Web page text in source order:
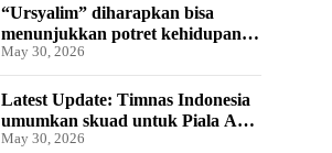
“Ursyalim” diharapkan bisa
menunjukkan potret kehidupan di
Al Quds
May 30, 2026
Latest Update: Timnas Indonesia
umumkan skuad untuk Piala AFF
U19 2026
May 30, 2026